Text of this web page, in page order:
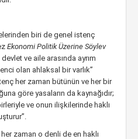
biri de genel istenç
Ekonomi Politik Üzerine Söylev
ve aile arasında ayrım
olan ahlaksal bir varlık”
her zaman bütünün ve her bir
göre yasaların da kaynağıdır;
ve onun ilişkilerinde haklı
zaman o denli de en haklı